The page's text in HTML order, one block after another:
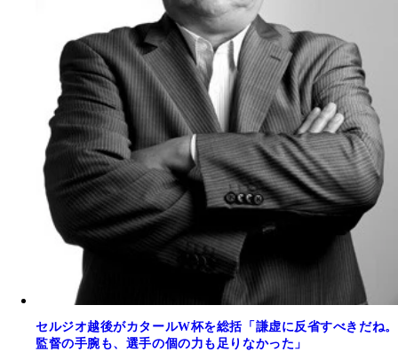
セルジオ越後がカタールW杯を総括「謙虚に反省すべきだね。
監督の手腕も、選手の個の力も足りなかった」